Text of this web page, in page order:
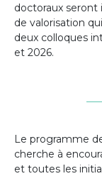
doctoraux seront
de valorisation
deux colloques
et 2026.
Le programme
cherche à
et toutes les